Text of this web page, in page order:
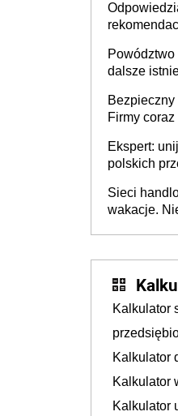
Powództwo
dalsze
Bezpieczny
Firmy
Ekspert:
polskich
Sieci
wakacje.
Kalkulator
Kalkulator
Kalkulator
Kalkulator